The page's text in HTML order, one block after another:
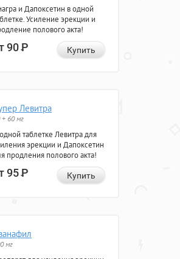
и Дапоксетин в одной
Усиление эрекции и
полового акта!
90Р Купить
Левитра
+ 60 мг
таблетке Левитра для
эрекции и Дапоксетин
продления полового акта!
95Р Купить
мг